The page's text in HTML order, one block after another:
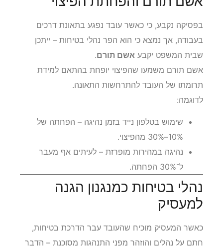
בפסיקה נקבע, כי כאשר עובד נפגע בתאונת דרכים
בעבודה, אך נמצא כי הוא הפר נהלי בטיחות – ייתכן
שבית המשפט יקבע אשם תורם.
אשם תורם משמעו שהפיצוי יופחת בהתאם למידת
תרומתו של העובד להתרחשות התאונה.
לדוגמה:
שימוש בטלפון נייד בזמן נהיגה – הפחתה של
10%–30% מהפיצוי.
נהיגה במהירות מופרזת – לעיתים אף מעבר
ל־30% הפחתה.
נהלי בטיחות כמנגנון הגנה
למעסיק
כאשר המעסיק מוכיח שהעובד עבר הדרכת בטיחות,
חתם על נהלים והוזהר מפני התנהגות מסוכנת – הדבר